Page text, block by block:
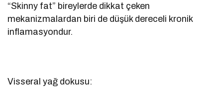
“Skinny fat” bireylerde dikkat çeken
mekanizmalardan biri de düşük dereceli kronik
inflamasyondur.
Visseral yağ dokusu: